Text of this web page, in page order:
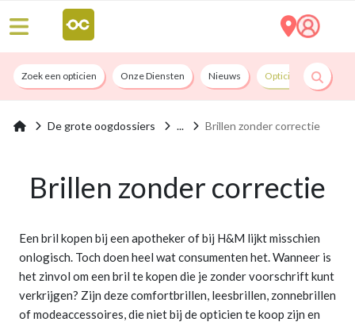
Zoek een opticien Onze Diensten Nieuws Opticians By
De grote oogdossiers Brillen zonder correctie
Brillen zonder correctie
Een bril kopen bij een apotheker of bij H&M lijkt misschien
onlogisch. Toch doen heel wat consumenten het. Wanneer is
het zinvol om een bril te kopen die je zonder voorschrift kunt
verkrijgen? Zijn deze comfortbrillen, leesbrillen, zonnebrillen
of modeaccessoires, die niet bij de opticien te koop zijn en